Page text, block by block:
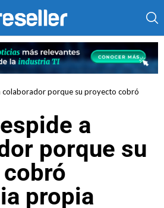
colaborador porque su proyecto cobró
a
porque su
propia